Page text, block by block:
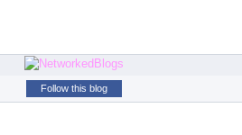
Follow this blog